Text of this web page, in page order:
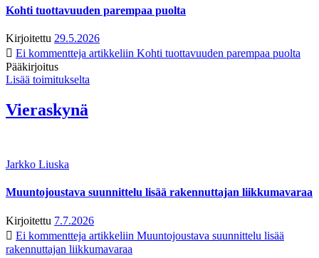
Kohti tuottavuuden parempaa puolta
Kirjoitettu 29.5.2026
Ei kommentteja artikkeliin Kohti tuottavuuden parempaa puolta
Pääkirjoitus
Lisää toimitukselta
Vieraskynä
Jarkko Liuska
Muuntojoustava suunnittelu lisää rakennuttajan liikkumavaraa
Kirjoitettu 7.7.2026
Ei kommentteja artikkeliin Muuntojoustava suunnittelu lisää
rakennuttajan liikkumavaraa